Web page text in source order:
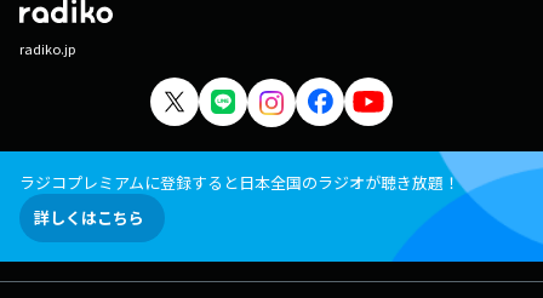
radiko.jp
ラジコプレミアムに登録すると日本全国のラジオが聴き放題！
詳しくはこちら